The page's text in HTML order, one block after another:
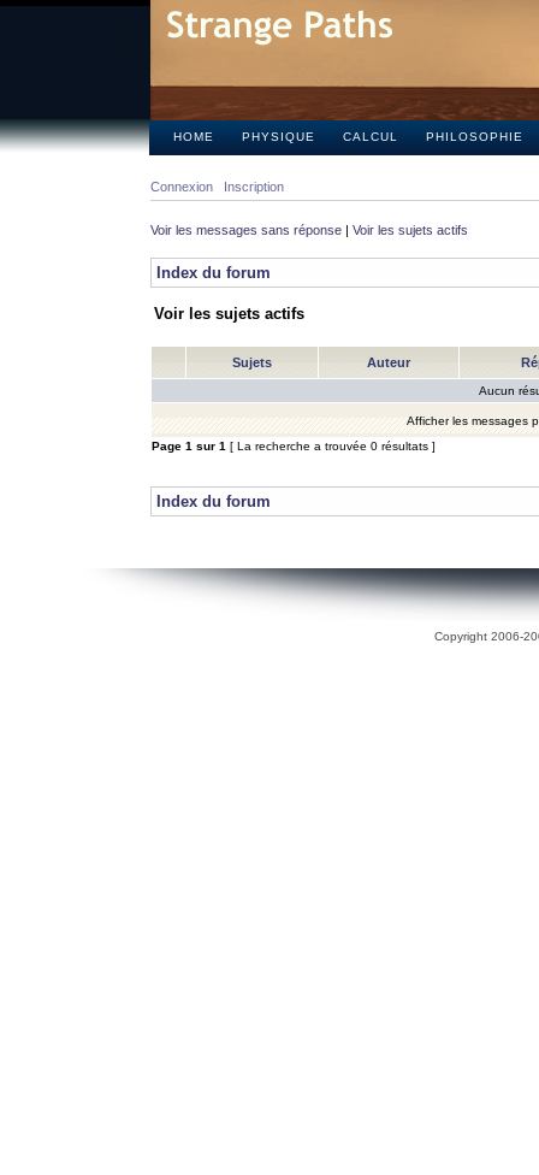
HOME PHYSIQUE CALCUL PHILOSOPHIE
Connexion Inscription
Voir les messages sans réponse | Voir les sujets actifs
Index du forum
Voir les sujets actifs
Sujets Auteur
Aucun
Afficher les messages
Page 1 sur 1 [ La recherche a trouvée 0 résultats ]
Index du forum
Copyright 2006-